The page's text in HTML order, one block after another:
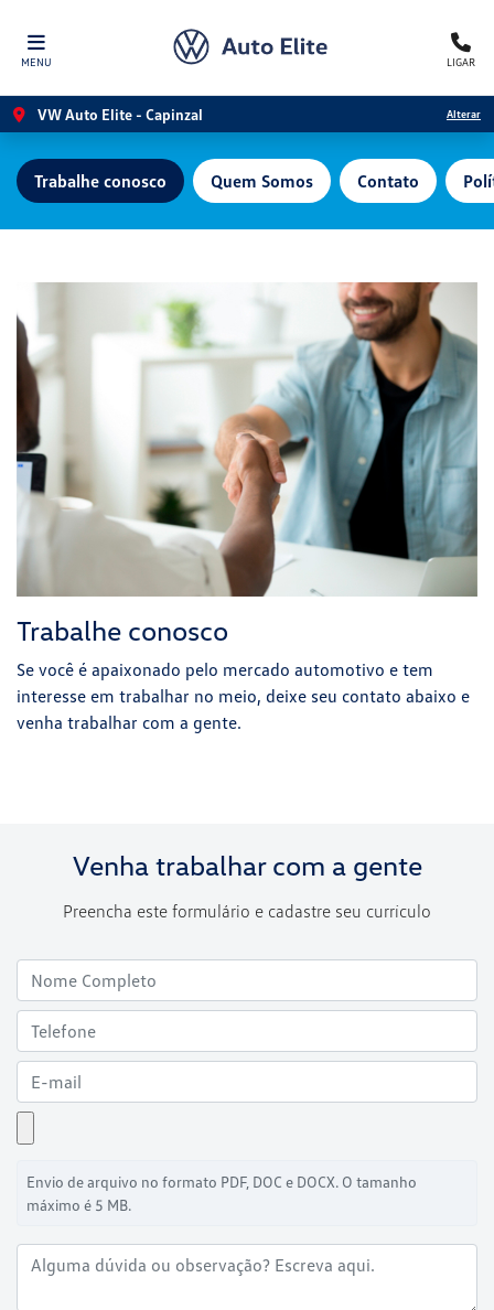
MENU LIGAR
VW Auto Elite - Capinzal Alterar
Quem Somos Contato
Trabalhe conosco
Trabalhe conosco
Se você é apaixonado pelo mercado automotivo e tem
interesse em trabalhar no meio, deixe seu contato abaixo e
venha trabalhar com a gente.
Venha trabalhar com a gente
Preencha este formulário e cadastre seu currículo
Envio de arquivo no formato PDF, DOC e DOCX. O tamanho
máximo é 5 MB.